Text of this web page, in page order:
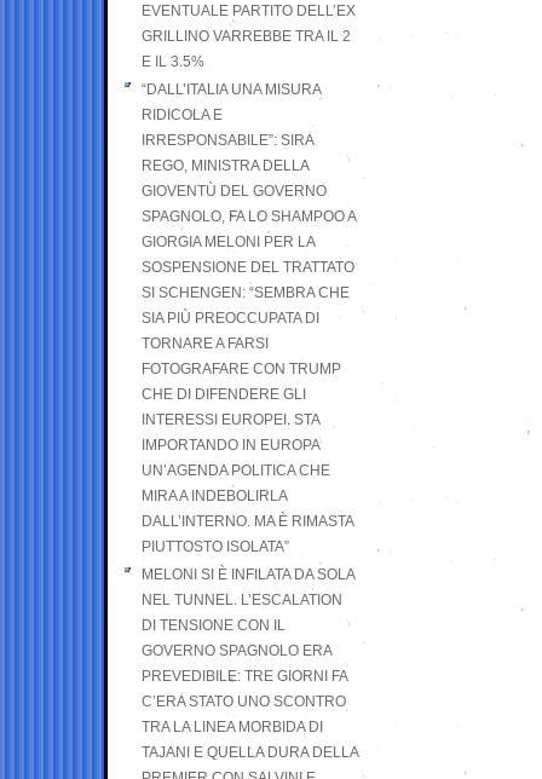
EVENTUALE PARTITO DELL’EX
GRILLINO VARREBBE TRA IL 2
E IL 3.5%
“DALL’ITALIA UNA MISURA
RIDICOLA E
IRRESPONSABILE”: SIRA
REGO, MINISTRA DELLA
GIOVENTÙ DEL GOVERNO
SPAGNOLO, FA LO SHAMPOO A
GIORGIA MELONI PER LA
SOSPENSIONE DEL TRATTATO
SI SCHENGEN: “SEMBRA CHE
SIA PIÙ PREOCCUPATA DI
TORNARE A FARSI
FOTOGRAFARE CON TRUMP
CHE DI DIFENDERE GLI
INTERESSI EUROPEI. STA
IMPORTANDO IN EUROPA
UN’AGENDA POLITICA CHE
MIRA A INDEBOLIRLA
DALL’INTERNO. MA È RIMASTA
PIUTTOSTO ISOLATA”
MELONI SI È INFILATA DA SOLA
NEL TUNNEL. L’ESCALATION
DI TENSIONE CON IL
GOVERNO SPAGNOLO ERA
PREVEDIBILE: TRE GIORNI FA
C’ERA STATO UNO SCONTRO
TRA LA LINEA MORBIDA DI
TAJANI E QUELLA DURA DELLA